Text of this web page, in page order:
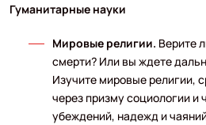
Гуманитарные науки
Мировые религии. Верите
смерти? Или вы ждете
Изучите мировые религии,
через призму социологии и
убеждений, надежд и